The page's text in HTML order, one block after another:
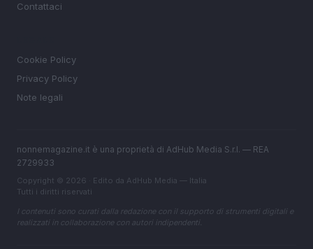
Contattaci
Cookie Policy
Privacy Policy
Note legali
nonnemagazine.it è una proprietà di AdHub Media S.r.l. — REA
2729933
Copyright © 2026 · Edito da AdHub Media — Italia
Tutti i diritti riservati
I contenuti sono curati dalla redazione con il supporto di strumenti digitali e
realizzati in collaborazione con autori indipendenti.